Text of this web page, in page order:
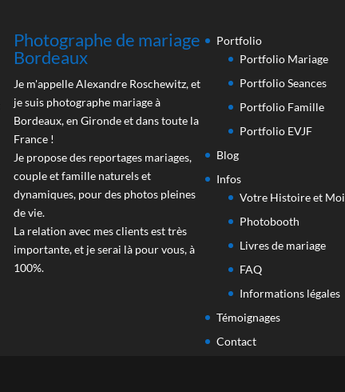
Photographe de mariage
Bordeaux
Je m'appelle Alexandre Roschewitz, et
je suis photographe mariage à
Bordeaux, en Gironde et dans toute la
France !
Je propose des reportages mariages,
couple et famille naturels et
dynamiques, pour des photos pleines
de vie.
La relation avec mes clients est très
importante, et je serai là pour vous, à
100%.
Portfolio
Portfolio Mariage
Portfolio Seances
Portfolio Famille
Portfolio EVJF
Blog
Infos
Votre Histoire et Moi
Photobooth
Livres de mariage
FAQ
Informations légales
Témoignages
Contact